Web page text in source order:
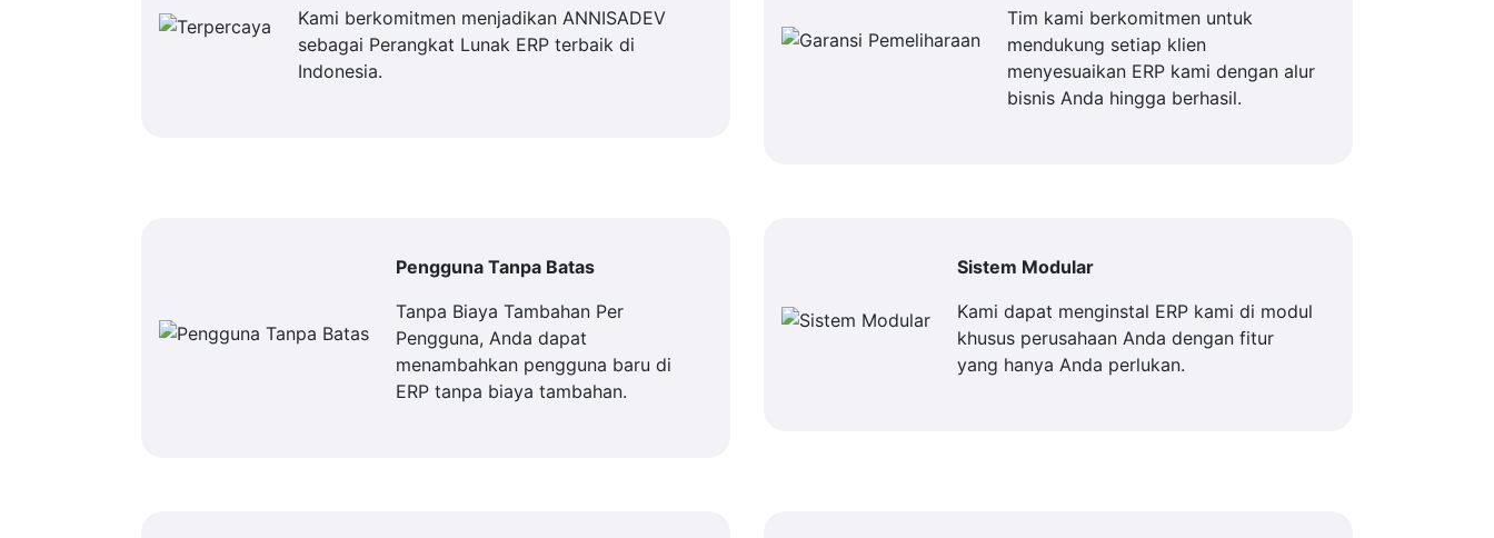
Kami berkomitmen menjadikan ANNISADEV
sebagai Perangkat Lunak ERP terbaik di
Indonesia.
Tim kami berkomitmen untuk
mendukung setiap klien
menyesuaikan ERP kami dengan alur
bisnis Anda hingga berhasil.
Pengguna Tanpa Batas
Tanpa Biaya Tambahan Per
Pengguna, Anda dapat
menambahkan pengguna baru di
ERP tanpa biaya tambahan.
Sistem Modular
Kami dapat menginstal ERP kami di modul
khusus perusahaan Anda dengan fitur
yang hanya Anda perlukan.